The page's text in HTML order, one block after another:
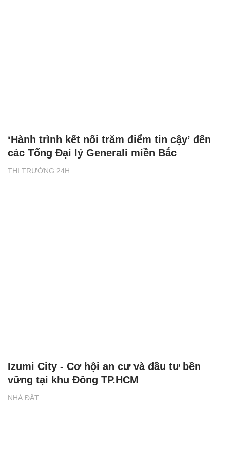
THỊ TRƯỜNG 24H
‘Hành trình kết nối trăm điểm tin cậy’ đến
các Tổng Đại lý Generali miền Bắc
NHÀ ĐẤT
Izumi City - Cơ hội an cư và đầu tư bền
vững tại khu Đông TP.HCM